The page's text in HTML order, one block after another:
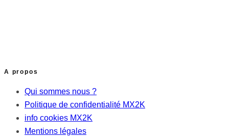
A propos
Qui sommes nous ?
Politique de confidentialité MX2K
info cookies MX2K
Mentions légales